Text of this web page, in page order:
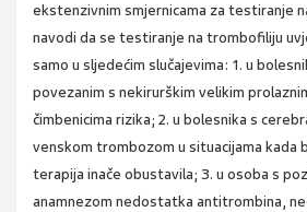
ekstenzivnim smjernicama za testiranje
navodi da se testiranje na trombofiliju
samo u sljedećim slučajevima: 1. u
povezanim s nekirurškim velikim
čimbenicima rizika; 2. u bolesnika s
venskom trombozom u situacijama kada
terapija inače obustavila; 3. u osoba s
anamnezom nedostatka antitrombina,